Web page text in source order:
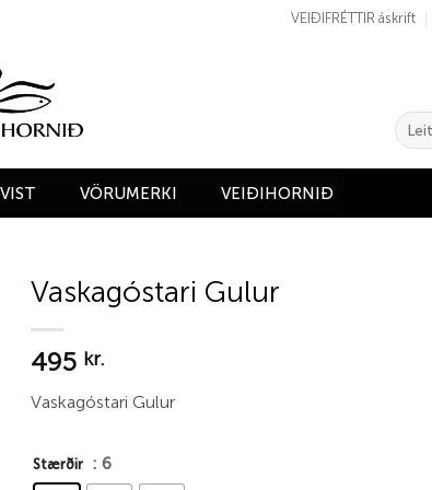
VEIÐIFRÉTTIR áskrift
Search
for:
VÖRUMERKI VEIÐIHORNIÐ
Vaskagóstari Gulur
495 kr.
Vaskagóstari Gulur
Stærðir : 6